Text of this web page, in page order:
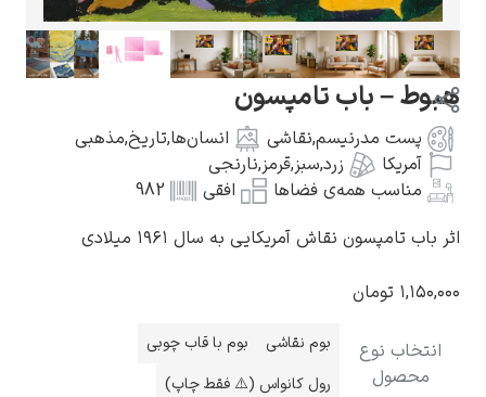
گوستاو کلیمت
ادوارد مونک
– باب تامپسون
مدرنیسم, نقاشی انسان‌ها,تاریخ,مذهبی
زرد,سبز,قرمز,نارنجی
همه‌ی فضاها
افقی
982
نقاش آمریکایی به سال ۱۹۶۱ میلادی
تومان
نوع
بوم نقاشی
بوم با قاب چوبی
رول کانواس (⚠️ فقط چاپ)